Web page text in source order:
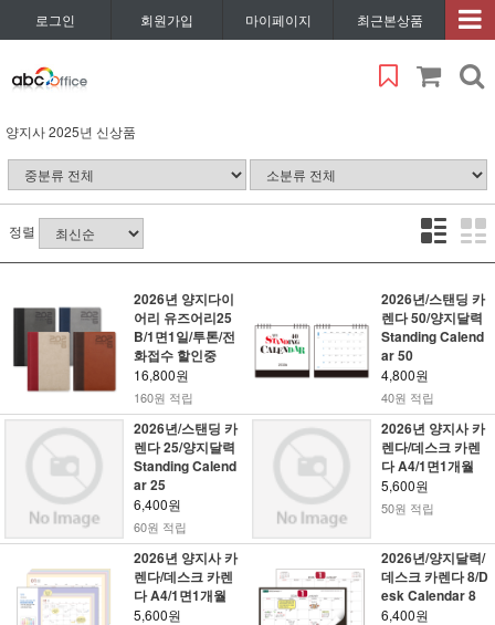
로그인 회원가입 마이페이지 최근본상품
양지사 2025년 신상품
정렬
2026년 양지다이
어리 유즈어리25
B/1면1일/투톤/전
화접수 할인중
16,800원
160원 적립
2026년/스탠딩 카
렌다 50/양지달력
Standing Calend
ar 50
4,800원
40원 적립
2026년/스탠딩 카
렌다 25/양지달력
Standing Calend
ar 25
6,400원
60원 적립
2026년 양지사 카
렌다/데스크 카렌
다 A4/1면1개월
5,600원
50원 적립
2026년 양지사 카
렌다/데스크 카렌
다 A4/1면1개월
5,600원
2026년/양지달력/
데스크 카렌다 8/D
esk Calendar 8
6,400원